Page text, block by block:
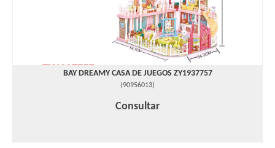
BAY DREAMY CASA DE JUEGOS ZY1937757
(90956013)
Consultar